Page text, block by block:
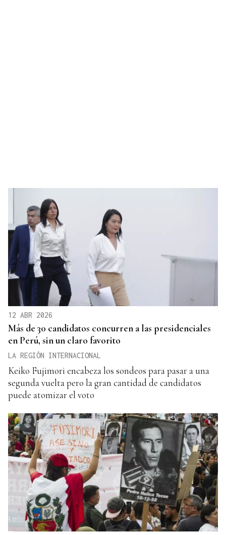
12 ABR 2026
Más de 30 candidatos concurren a las presidenciales
en Perú, sin un claro favorito
LA REGIÓN INTERNACIONAL
Keiko Fujimori encabeza los sondeos para pasar a una
segunda vuelta pero la gran cantidad de candidatos
puede atomizar el voto